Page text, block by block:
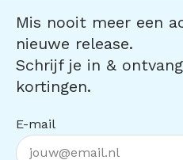
Mis nooit meer een
nieuwe release.
Schrijf je in &
kortingen.
E-mail